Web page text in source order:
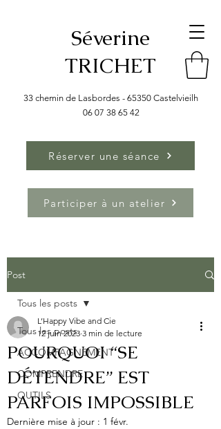
Séverine
TRICHET
33 chemin de Lasbordes - 65350 Castelvieilh
06 07 38 65 42
Réserver une séance
Participer à un atelier
Post
Tous les posts
ACCOMPAGNEMENT
COMPRENDRE
OUTILS
Tous les posts
POURQUOI “SE
DÉTENDRE” EST
PARFOIS IMPOSSIBLE
L’Happy Vibe and Cie
12 juin 2023 3 min de lecture
Dernière mise à jour : 1 févr.